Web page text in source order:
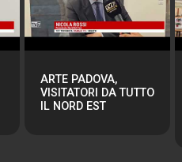
ARTE PADOVA,
VISITATORI DA TUTTO
IL NORD EST